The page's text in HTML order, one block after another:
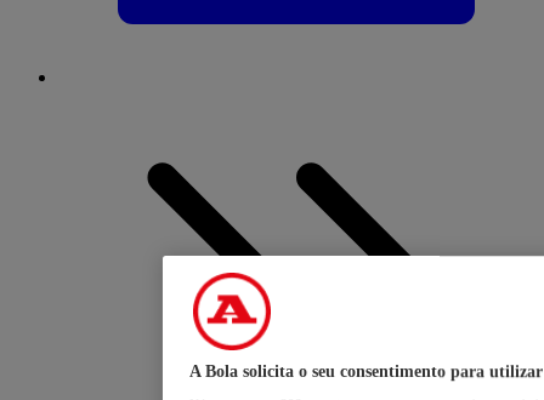
A Bola solicita o seu consentimento para utilizar